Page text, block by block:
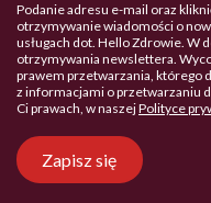
Podanie adresu e-mail oraz
otrzymywanie wiadomości o
usługach dot. Hello Zdrowie. W
otrzymywania newslettera.
prawem przetwarzania, którego
z informacjami o przetwarzaniu
Ci prawach, w naszejPolityce
Zapisz się